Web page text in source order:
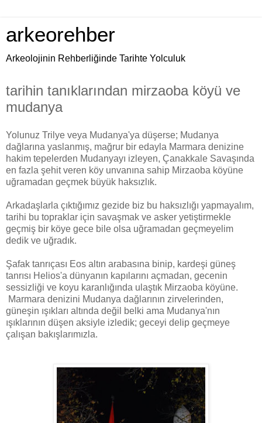
arkeorehber
Arkeolojinin Rehberliğinde Tarihte Yolculuk
tarihin tanıklarından mirzaoba köyü ve
mudanya
Yolunuz Trilye veya Mudanya'ya düşerse; Mudanya
dağlarına yaslanmış, mağrur bir edayla Marmara denizine
hakim tepelerden Mudanyayı izleyen, Çanakkale Savaşında
en fazla şehit veren köy unvanına sahip Mirzaoba köyüne
uğramadan geçmek büyük haksızlık.
Arkadaşlarla çıktığımız gezide biz bu haksızlığı yapmayalım,
tarihi bu topraklar için savaşmak ve asker yetiştirmekle
geçmiş bir köye gece bile olsa uğramadan geçmeyelim
dedik ve uğradık.
Şafak tanrıçası Eos altın arabasına binip, kardeşi güneş
tanrısı Helios'a dünyanın kapılarını açmadan, gecenin
sessizliği ve koyu karanlığında ulaştık Mirzaoba köyüne.
Marmara denizini Mudanya dağlarının zirvelerinden,
güneşin ışıkları altında değil belki ama Mudanya'nın
ışıklarının düşen aksiyle izledik; geceyi delip geçmeye
çalışan bakışlarımızla.